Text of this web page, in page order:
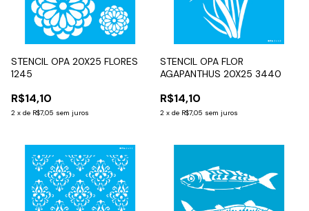
STENCIL OPA 20X25 FLORES
1245
R$14,10
2 x de R$7,05 sem juros
STENCIL OPA FLOR
AGAPANTHUS 20X25 3440
R$14,10
2 x de R$7,05 sem juros